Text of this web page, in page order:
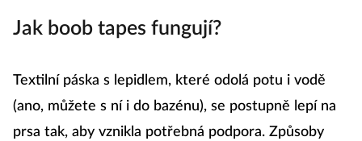
Jak boob tapes fungují?
Textilní páska s lepidlem, které odolá potu i vodě
(ano, můžete s ní i do bazénu), se postupně lepí na
prsa tak, aby vznikla potřebná podpora. Způsoby